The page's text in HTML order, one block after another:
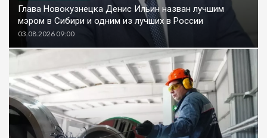
Глава Новокузнецка Денис Ильин назван лучшим
мэром в Сибири и одним из лучших в России
03.08.2026 09:00